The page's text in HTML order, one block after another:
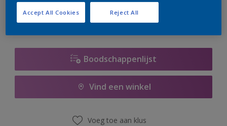
Boodschappenlijst
Vind een winkel
Voeg toe aan klus
Reject All
Accept All Cookies